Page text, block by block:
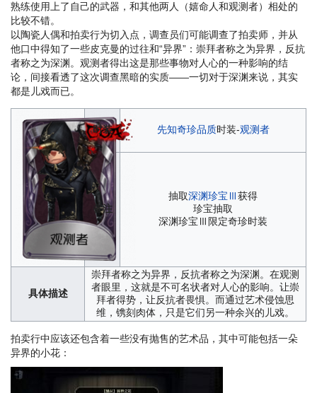
熟练使用上了自己的武器，和其他两人（嬉命人和观测者）相处的
比较不错。
以陶瓷人偶和拍卖行为切入点，调查员们可能调查了拍卖师，并从
他口中得知了一些皮克曼的过往和“异界”：崇拜者称之为异界，反抗
者称之为深渊。观测者得出这是那些事物对人心的一种影响的结
论，间接看透了这次调查黑暗的实质——一切对于深渊来说，其实
都是儿戏而已。
时装 先知奇珍品质时装-观测者
备注
抽取深渊珍宝Ⅲ获得
珍宝抽取
深渊珍宝Ⅲ限定奇珍时装
具体描述
崇拜者称之为异界，反抗者称之为深渊。在观测
者眼里，这就是不可名状者对人心的影响。让崇
拜者得势，让反抗者畏惧。而通过艺术侵蚀思
维，镌刻肉体，只是它们另一种余兴的儿戏。
拍卖行中应该还包含着一些没有抛售的艺术品，其中可能包括一朵
异界的小花：